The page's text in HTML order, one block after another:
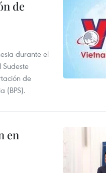
de
durante el
de
(BPS).
en